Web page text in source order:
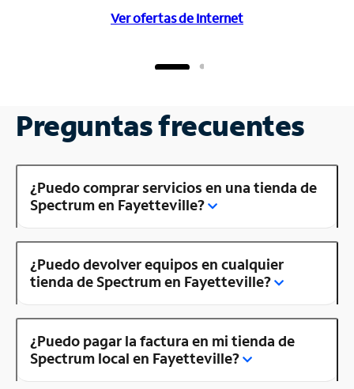
Ver ofertas de Internet
Preguntas frecuentes
¿Puedo comprar servicios en una tienda de
Spectrum en Fayetteville?
¿Puedo devolver equipos en cualquier
tienda de Spectrum en Fayetteville?
¿Puedo pagar la factura en mi tienda de
Spectrum local en Fayetteville?